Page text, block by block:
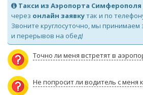
Такси из Аэропорта Симферополя
через онлайн заявкутак и по
Звоните круглосуточно, мы
и перерывов на обед!
Точно ли меня встретят в
Не попросит ли водитель с меня